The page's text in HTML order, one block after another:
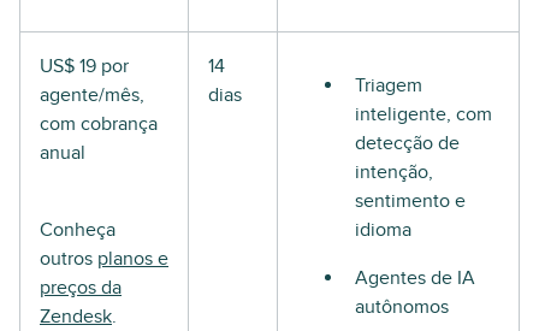
US$ 19 por
agente/mês,
com cobrança
anual
Conheça
outros planos e
preços da
Zendesk.
14
dias
Triagem
inteligente, com
detecção de
intenção,
sentimento e
idioma
Agentes de IA
autônomos